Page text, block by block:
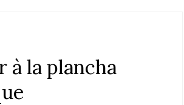
à la plancha